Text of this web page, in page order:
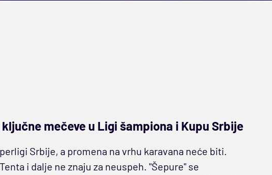
mečeve u Ligi šampiona i Kupu Srbije
Srbije, a promena na vrhu karavana neće biti.
i dalje ne znaju za neuspeh. "Šepure" se